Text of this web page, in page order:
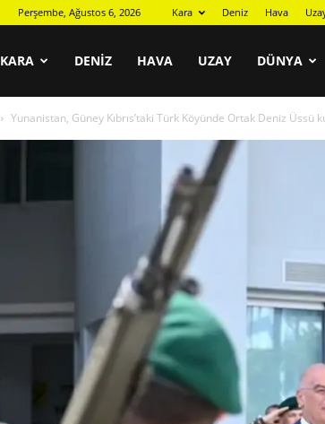
Perşembe, Ağustos 6, 2026 Kara Deniz Hava
KARA DENIZ HAVA UZAY DÜNYA
Yunanistan, Güney Kıbrıs’taki Türk Köyünde Ortak Deniz Üssü